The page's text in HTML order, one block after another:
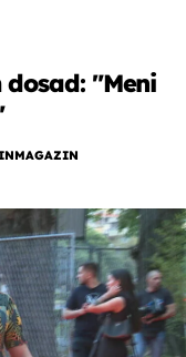
"Meni